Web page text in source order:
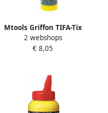
Mtools Griffon TIFA-Tix
Koker 435 g NL |
2 webshops
€ 8,05